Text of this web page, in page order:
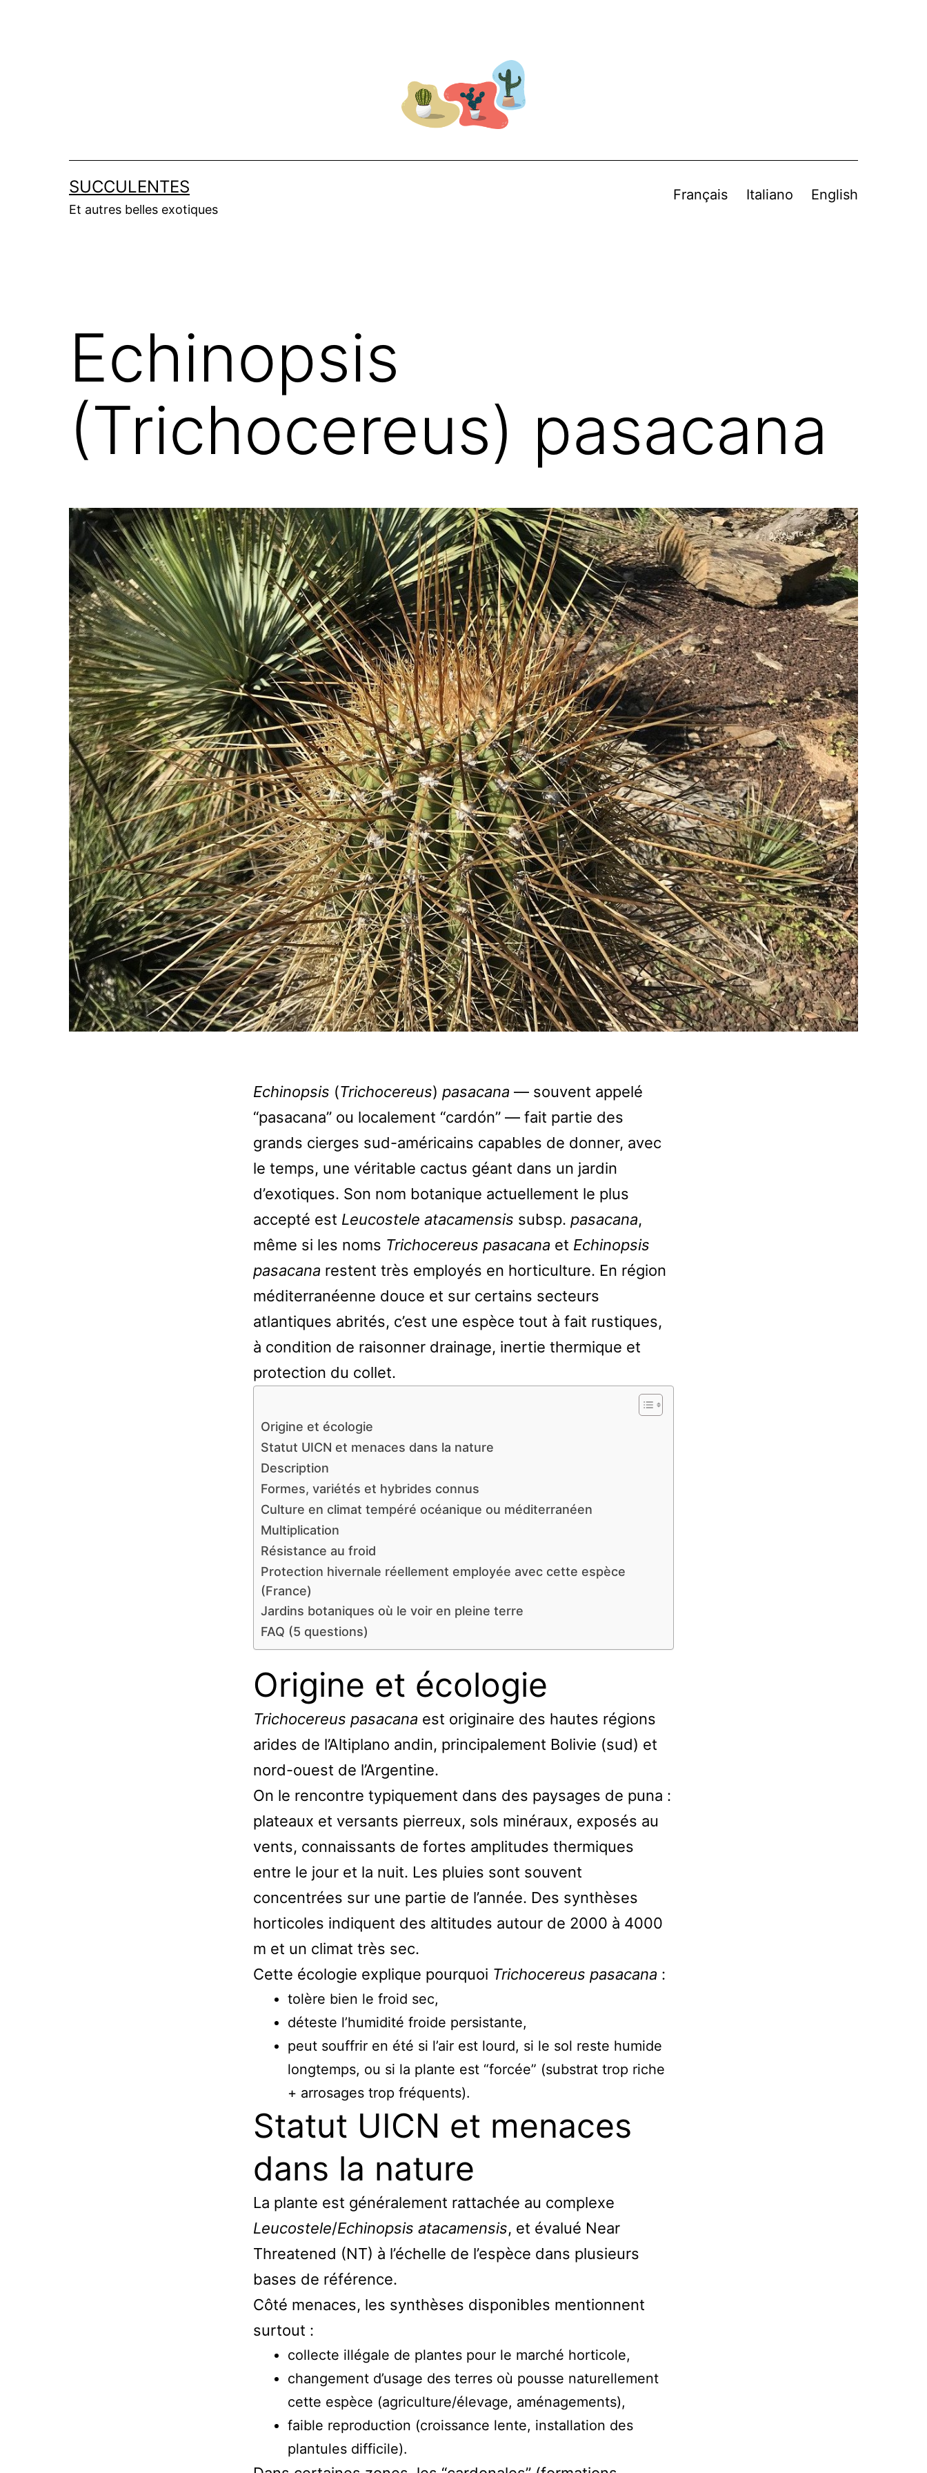
SUCCULENTES
Et autres belles exotiques
Français Italiano English
Echinopsis
(Trichocereus) pasacana
Echinopsis (Trichocereus) pasacana — souvent appelé
“pasacana” ou localement “cardón” — fait partie des
grands cierges sud-américains capables de donner, avec
le temps, une véritable cactus géant dans un jardin
d’exotiques. Son nom botanique actuellement le plus
accepté est Leucostele atacamensis subsp. pasacana,
même si les noms Trichocereus pasacana et Echinopsis
pasacana restent très employés en horticulture. En région
méditerranéenne douce et sur certains secteurs
atlantiques abrités, c’est une espèce tout à fait rustiques,
à condition de raisonner drainage, inertie thermique et
protection du collet.
Origine et écologie
Statut UICN et menaces dans la nature
Description
Formes, variétés et hybrides connus
Culture en climat tempéré océanique ou méditerranéen
Multiplication
Résistance au froid
Protection hivernale réellement employée avec cette espèce
(France)
Jardins botaniques où le voir en pleine terre
FAQ (5 questions)
Origine et écologie
Trichocereus pasacana est originaire des hautes régions
arides de l’Altiplano andin, principalement Bolivie (sud) et
nord-ouest de l’Argentine.
On le rencontre typiquement dans des paysages de puna :
plateaux et versants pierreux, sols minéraux, exposés au
vents, connaissants de fortes amplitudes thermiques
entre le jour et la nuit. Les pluies sont souvent
concentrées sur une partie de l’année. Des synthèses
horticoles indiquent des altitudes autour de 2000 à 4000
m et un climat très sec.
Cette écologie explique pourquoi Trichocereus pasacana :
tolère bien le froid sec,
déteste l’humidité froide persistante,
peut souffrir en été si l’air est lourd, si le sol reste humide
longtemps, ou si la plante est “forcée” (substrat trop riche
+ arrosages trop fréquents).
Statut UICN et menaces
dans la nature
La plante est généralement rattachée au complexe
Leucostele/Echinopsis atacamensis, et évalué Near
Threatened (NT) à l’échelle de l’espèce dans plusieurs
bases de référence.
Côté menaces, les synthèses disponibles mentionnent
surtout :
collecte illégale de plantes pour le marché horticole,
changement d’usage des terres où pousse naturellement
cette espèce (agriculture/élevage, aménagements),
faible reproduction (croissance lente, installation des
plantules difficile).